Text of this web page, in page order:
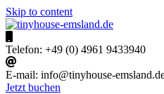
Skip to content
tinyhouse-emsland.de
Urlaub im Emsland
Telefon: +49 (0) 4961 9433940
E-mail: info@tinyhouse-
Jetzt buchen